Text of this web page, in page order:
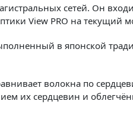
сетей. Он
View PRO на текущий
в японской
волокна по
их сердцевин и